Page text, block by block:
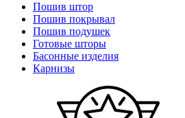
Пошив штор
Пошив покрывал
Пошив подушек
Готовые шторы
Басонные изделия
Карнизы